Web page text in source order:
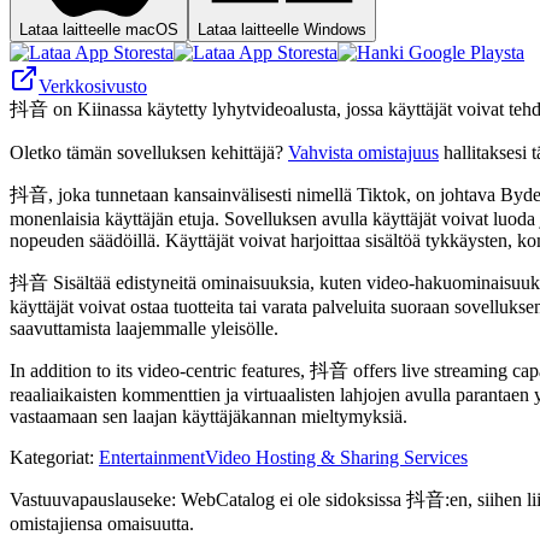
Lataa laitteelle macOS Lataa laitteelle Windows
Verkkosivusto
抖音 on Kiinassa käytetty lyhytvideoalusta, jossa käyttäjät voivat
Oletko tämän sovelluksen kehittäjä? Vahvista omistajuus hallitaksesi
抖音, joka tunnetaan kansainvälisesti nimellä Tiktok, on johtava
monenlaisia ​​käyttäjän etuja. Sovelluksen avulla käyttäjät voivat
nopeuden säädöillä. Käyttäjät voivat harjoittaa sisältöä tykkäysten,
抖音 Sisältää edistyneitä ominaisuuksia, kuten video-
käyttäjät voivat ostaa tuotteita tai varata palveluita suoraan
saavuttamista laajemmalle yleisölle.
In addition to its video-centric features, 抖音 offers live streaming
reaaliaikaisten kommenttien ja virtuaalisten lahjojen avulla
vastaamaan sen laajan käyttäjäkannan mieltymyksiä.
Kategoriat: EntertainmentVideo Hosting & Sharing Services
Vastuuvapauslauseke: WebCatalog ei ole sidoksissa 抖音:en,
omistajiensa omaisuutta.